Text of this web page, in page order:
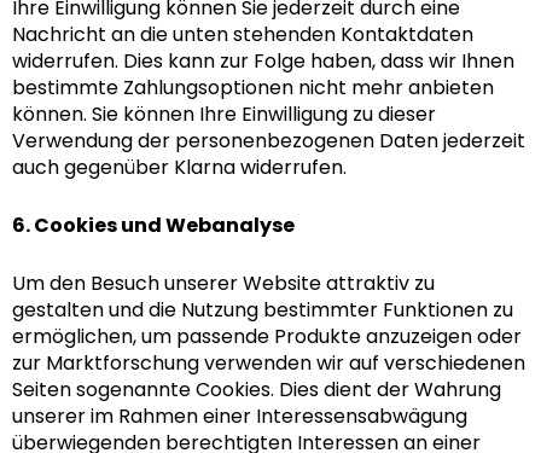
Ihre Einwilligung können Sie jederzeit durch eine
Nachricht an die unten stehenden Kontaktdaten
widerrufen. Dies kann zur Folge haben, dass wir Ihnen
bestimmte Zahlungsoptionen nicht mehr anbieten
können. Sie können Ihre Einwilligung zu dieser
Verwendung der personenbezogenen Daten jederzeit
auch gegenüber Klarna widerrufen.
6. Cookies und Webanalyse
Um den Besuch unserer Website attraktiv zu
gestalten und die Nutzung bestimmter Funktionen zu
ermöglichen, um passende Produkte anzuzeigen oder
zur Marktforschung verwenden wir auf verschiedenen
Seiten sogenannte Cookies. Dies dient der Wahrung
unserer im Rahmen einer Interessensabwägung
überwiegenden berechtigten Interessen an einer